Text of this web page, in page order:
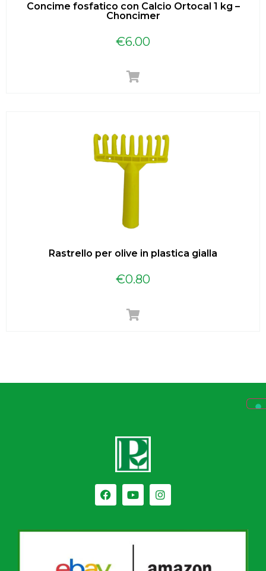
Concime fosfatico con Calcio Ortocal 1 kg –
Choncimer
€6.00
Rastrello per olive in plastica gialla
€0.80